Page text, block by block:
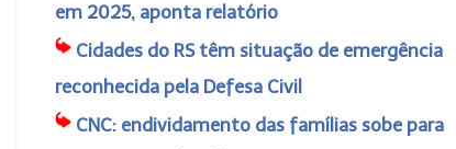
em 2025, aponta relatório
Cidades do RS têm situação de emergência
reconhecida pela Defesa Civil
CNC: endividamento das famílias sobe para